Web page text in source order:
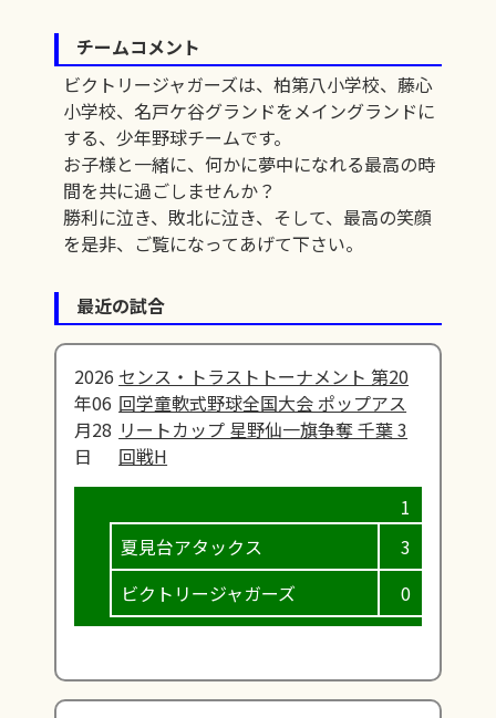
チームコメント
ビクトリージャガーズは、柏第八小学校、藤心
小学校、名戸ケ谷グランドをメイングランドに
する、少年野球チームです。
お子様と一緒に、何かに夢中になれる最高の時
間を共に過ごしませんか？
勝利に泣き、敗北に泣き、そして、最高の笑顔
を是非、ご覧になってあげて下さい。
最近の試合
2026
年06
月28
日
センス・トラストトーナメント 第20
回学童軟式野球全国大会 ポップアス
リートカップ 星野仙一旗争奪 千葉 3
回戦H
夏見台アタックス
ビクトリージャガーズ
3
0